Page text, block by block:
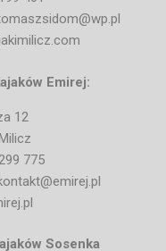
Emirej:
12
775
Sosenka